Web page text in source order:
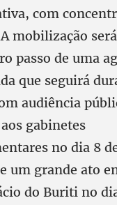
com
mobilização
passo de uma
que seguirá
audiência
gabinetes
no dia 8
um grande ato
do Buriti no